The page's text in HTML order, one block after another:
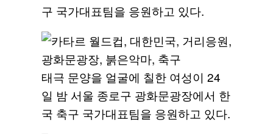
구 국가대표팀을 응원하고 있다.
태극 문양을 얼굴에 칠한 여성이 24
일 밤 서울 종로구 광화문광장에서 한
국 축구 국가대표팀을 응원하고 있다.